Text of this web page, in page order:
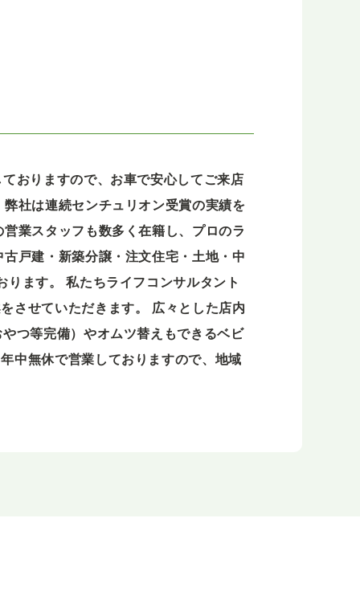
おりますので、お車で安心してご来店
社は連続センチュリオン受賞の実績を
業スタッフも数多く在籍し、プロのラ
戸建・新築分譲・注文住宅・土地・中
ます。 私たちライフコンサルタント
させていただきます。 広々とした店内
つ等完備）やオムツ替えもできるベビ
中無休で営業しておりますので、地域